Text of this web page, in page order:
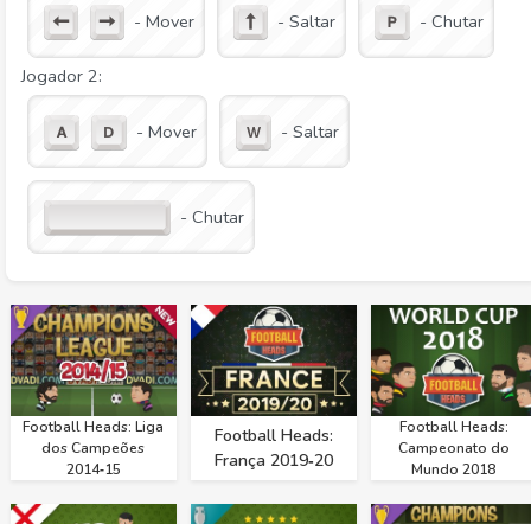
- Mover - Saltar - Chutar
Jogador 2:
- Mover - Saltar
- Chutar
Football Heads: Liga
dos Campeões
2014‑15
Football Heads:
França 2019‑20
Football Heads:
Campeonato do
Mundo 2018